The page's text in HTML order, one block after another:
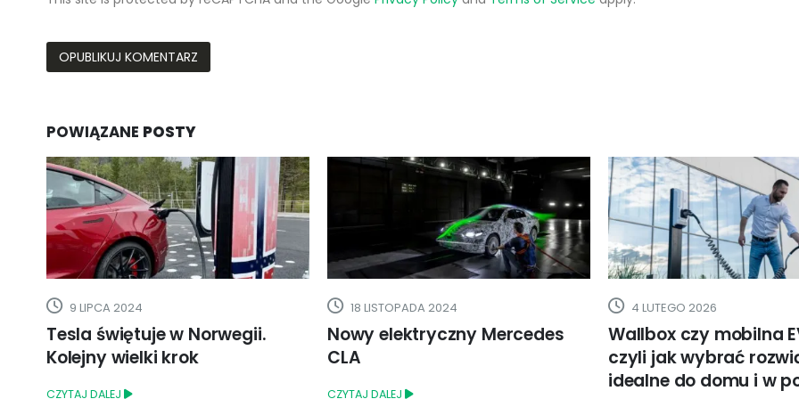
POWIĄZANE POSTY
18 LISTOPADA 2024
Nowy elektryczny Mercedes
CLA
CZYTAJ DALEJ
4 LUTEGO 2026
Wallbox czy mobilna EVSE,
czyli jak wybrać rozwiązanie
18 WRZEŚNIA 2024
Europa znów obniży
chińskie elektryki